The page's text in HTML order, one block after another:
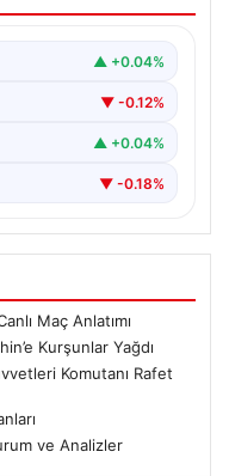
bekleyen 26…
▲ +0.04%
▼ -0.12%
▲ +0.04%
▼ -0.18%
Maç Anlatımı
Kurşunlar Yağdı
Komutanı Rafet
ve Analizler